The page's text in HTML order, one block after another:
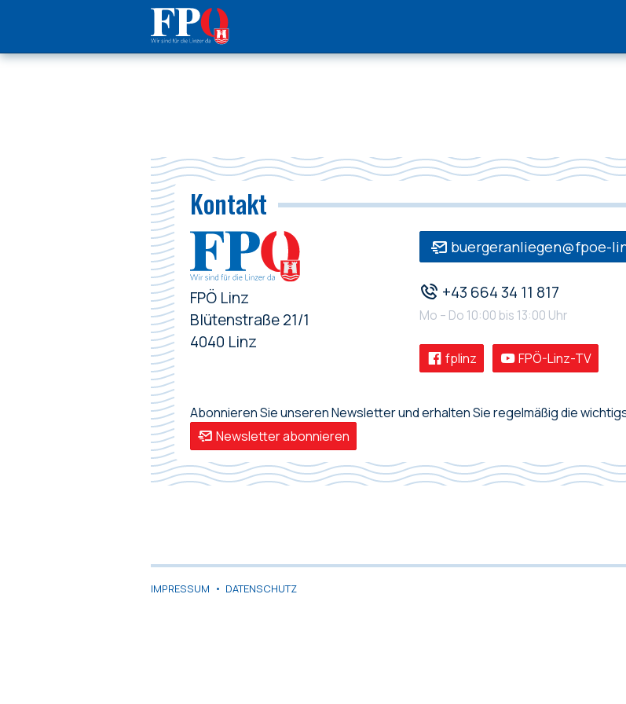
Kontakt
FPÖ Linz
Blütenstraße 21/1
4040 Linz
buergeranliegen@fpoe-
+43 664 34 11 817
Mo – Do 10:00 bis 13:00 Uhr
fplinz FPÖ-Linz-TV
Abonnieren Sie unseren Newsletter und erhalten Sie regelmäßig die
Newsletter abonnieren
IMPRESSUM • DATENSCHUTZ